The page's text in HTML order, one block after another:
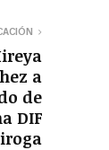
a
de
DIF